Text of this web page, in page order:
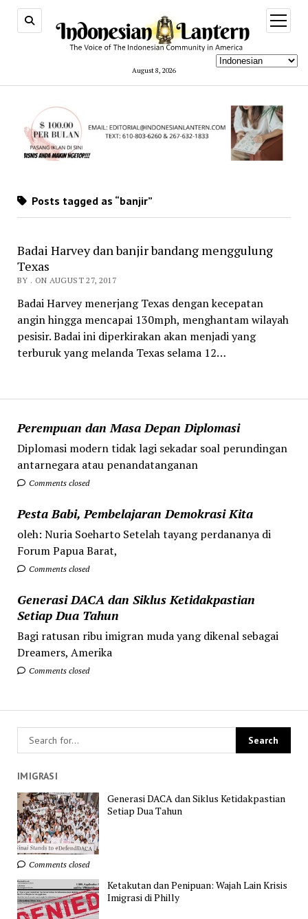
August 8, 2026
open
menu
Perempuan dan Masa Depan Diplomasi
Diplomasi modern tidak lagi sekadar soal perundingan
antarnegara atau penandatanganan
Comments closed
Pesta Babi, Pembelajaran Demokrasi Kita
oleh: Nuria Soeharto Setelah tayang perdananya di
Forum Papua Barat,
Comments closed
Generasi DACA dan Siklus Ketidakpastian
Setiap Dua Tahun
Bagi ratusan ribu imigran muda yang dikenal sebagai
Dreamers, Amerika
Comments closed
Posts tagged as “banjir”
Badai Harvey dan banjir bandang menggulung
Texas
BY . ON AUGUST 27, 2017
Badai Harvey menerjang Texas dengan kecepatan
angin hingga mencapai 130mph, menghantam wilayah
pesisir. Badai ini diperkirakan akan menjadi yang
terburuk yang melanda Texas selama 12…
IMIGRASI
Generasi DACA dan Siklus Ketidakpastian
Setiap Dua Tahun
Comments closed
Ketakutan dan Penipuan: Wajah Lain Krisis
Imigrasi di Philly